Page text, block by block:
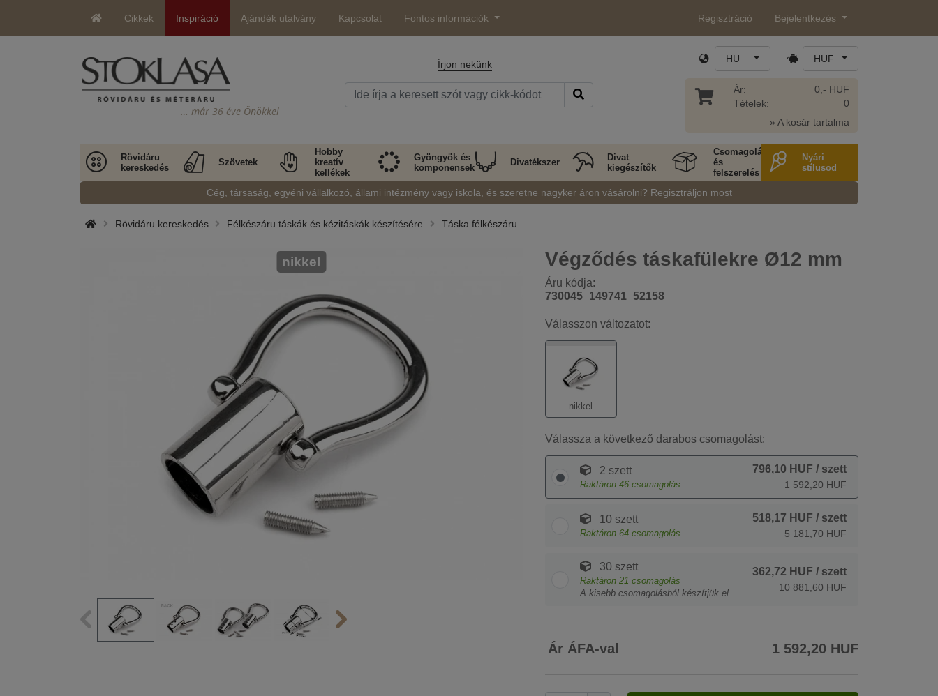
Cikkek Inspiráció Ajándék utalvány Kapcsolat Fontos információk Regisztráció Bejelentkezés
… már 36 éve Önökkel
Írjon nekünk HU HUF
Ár:
Tételek:
0,- HUF
0
» A kosár tartalma
Rövidáru
kereskedés
Szövetek
Hobby
kreatív
kellékek
Gyöngyök és
komponensek
Divatékszer
Divat
kiegészítők
Csomagolás
és
felszerelés
Nyári
stílusod
Cég, társaság, egyéni vállalkozó, állami intézmény vagy iskola, és szeretne nagyker áron vásárolni? Regisztráljon most
Rövidáru kereskedés Félkészáru táskák és kézitáskák készítésére Táska félkészáru
Végződés táskafülekre Ø12 mm
Áru kódja:
730045_149741_52158
nikkel
Válasszon változatot:
nikkel
Válassza a következő darabos csomagolást:
2 szett
Raktáron 46 csomagolás
796,10 HUF / szett
1 592,20 HUF
10 szett
Raktáron 64 csomagolás
518,17 HUF / szett
5 181,70 HUF
30 szett
Raktáron 21 csomagolás
A kisebb csomagolásból készítjük el
362,72 HUF / szett
10 881,60 HUF
Ár ÁFA-val 1 592,20 HUF